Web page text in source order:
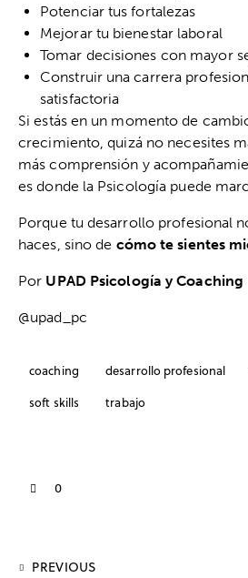
Potenciar tus fortalezas
Mejorar tu bienestar laboral
Tomar decisiones con mayor
Construir una carrera
satisfactoria
Si estás en un momento de
crecimiento, quizá no necesites
más comprensión y
es donde la Psicología puede
Porque tu desarrollo profesional
haces, sino de cómo te sientes
Por UPAD Psicología y Coaching
@upad_pc
coaching desarrollo profesional
soft skills
trabajo
0
PREVIOUS